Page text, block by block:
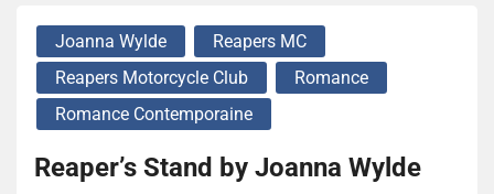
Joanna Wylde
Reapers MC
Reapers Motorcycle Club
Romance
Romance Contemporaine
Reaper’s Stand by Joanna Wylde